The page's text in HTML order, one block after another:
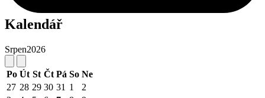
Kalendář
Srpen2026
Po Út St Čt Pá So Ne
27 28 29 30 31 1
2